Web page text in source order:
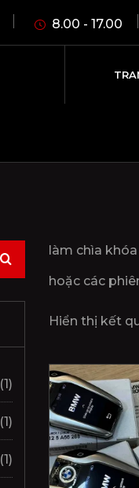
8.00 - 17.00
làm chìa
hoặc các
Hiển thị kết
(1)
(1)
(1)